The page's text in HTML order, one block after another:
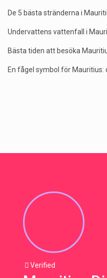
De 5 bästa stränderna i
Undervattens vattenfall i
Bästa tiden att besöka
En fågel symbol för Mauritius:
Verified